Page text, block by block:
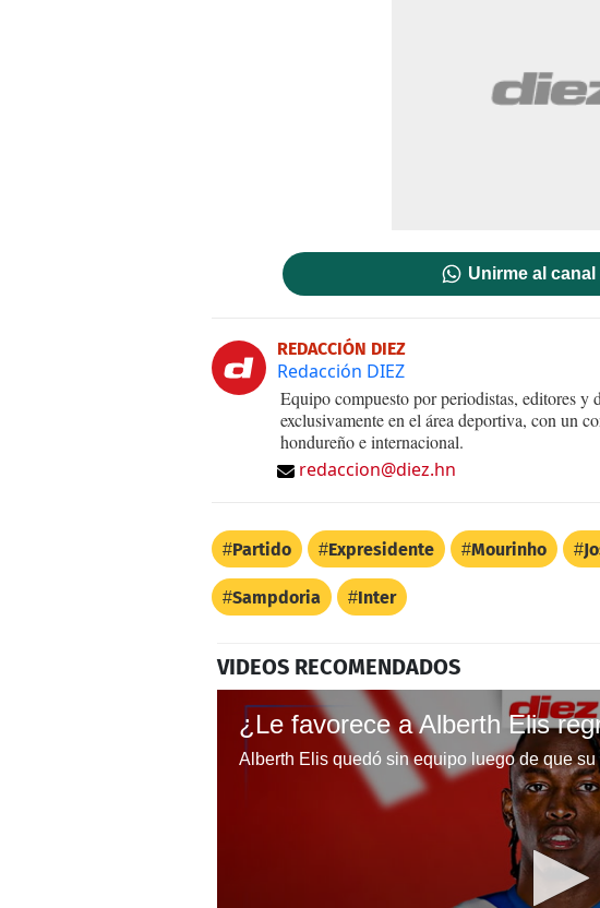
Unirme al
REDACCIÓN DIEZ
Redacción DIEZ
Equipo compuesto por periodistas, editores y
exclusivamente en el área deportiva, con un
hondureño e internacional.
redaccion@diez.hn
Partido Expresidente Mourinho
Sampdoria Inter
VIDEOS RECOMENDADOS